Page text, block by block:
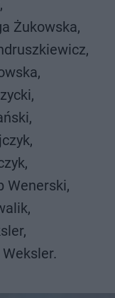
Żukowska,
Wenerski,